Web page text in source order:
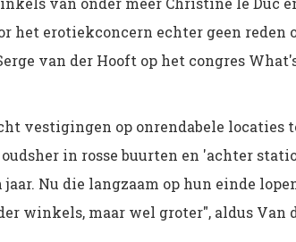
het erotiekconcern echter geen reden
van der Hooft op het congres
vestigingen op onrendabele locaties
in rosse buurten en 'achter
Nu die langzaam op hun einde
winkels, maar wel groter", aldus Van